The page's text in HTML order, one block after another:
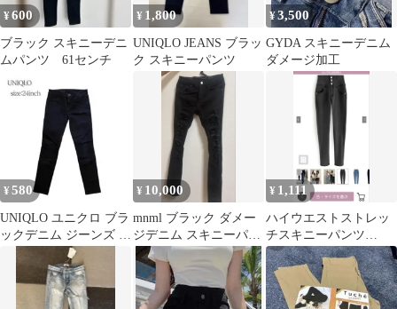
¥600
ブラック スキニーデニ
ムパンツ 61センチ
¥ 1,800
UNIQLO JEANS ブラッ
ク スキニーパンツ
¥3,500
GYDA スキニーデニム
ダメージ加工
¥ 580
UNIQLO ユニクロ ブラ
ックデニム ジーンズ シ
ンプル スキニーパンツ
¥ 10,000
mnml ブラック ダメー
ジデニム スキニーパン
ツ 28
¥ 1,111
ハイウエストストレッ
チスキニーパンツ
cu451